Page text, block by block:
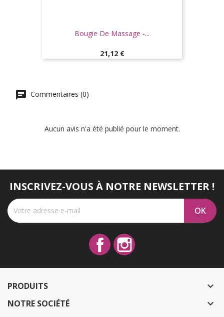
Bougie De Massage -...
Prix
21,12 €
Commentaires (0)
Aucun avis n'a été publié pour le moment.
INSCRIVEZ-VOUS À NOTRE NEWSLETTER !
Facebook
PRODUITS 
NOTRE SOCIÉTÉ 